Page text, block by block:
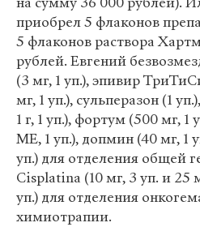
приобрел 5 флаконов
5 флаконов раствора
рублей. Евгений
(3 мг, 1 уп.), эпивир
мг, 1 уп.), сульперазон (1
1 г, 1 уп.), фортум (500 мг,
МЕ, 1 уп.), допмин (40 мг, 1
уп.) для отделения общей
Cisplatina (10 мг, 3 уп. и 25
уп.) для отделения
химиотрапии.